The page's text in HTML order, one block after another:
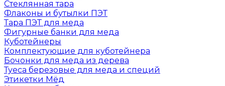
Стеклянная тара
Флаконы и бутылки ПЭТ
Тара ПЭТ для меда
Фигурные банки для меда
Куботейнеры
Комплектующие для куботейнера
Бочонки для меда из дерева
Туеса березовые для меда и специй
Этикетки Мёд